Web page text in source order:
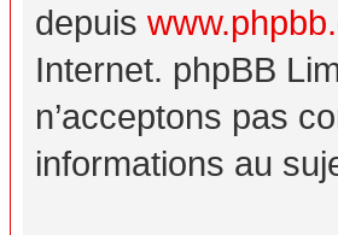
depuis
Internet. phpBB
n’acceptons pas
informations au